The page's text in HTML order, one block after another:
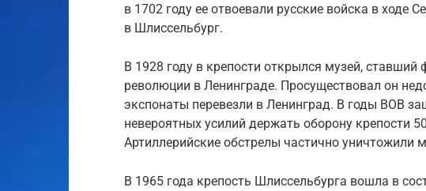
в 1702 году ее отвоевали русские войска в ходе
в Шлиссельбург.
В 1928 году в крепости открылся музей,
революции в Ленинграде. Просуществовал он
экспонаты перевезли в Ленинград. В годы ВОВ
невероятных усилий держать оборону крепости
Артиллерийские обстрелы частично уничтожили
В 1965 года крепость Шлиссельбурга вошла в